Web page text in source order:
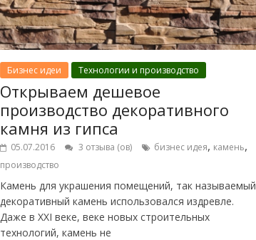
Бизнес идеи Технологии и производство
Открываем дешевое
производство декоративного
камня из гипса
05.07.2016 3 отзыва (ов) бизнес идея, камень,
производство
Камень для украшения помещений, так называемый
декоративный камень использовался издревле.
Даже в XXI веке, веке новых строительных
технологий, камень не